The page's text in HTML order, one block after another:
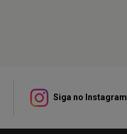
Siga no Instagram